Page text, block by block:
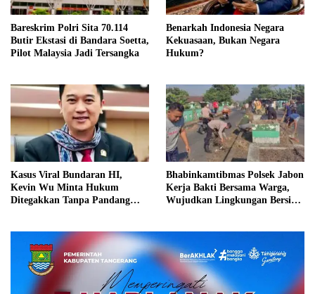
Bareskrim Polri Sita 70.114
Butir Ekstasi di Bandara Soetta,
Pilot Malaysia Jadi Tersangka
Benarkah Indonesia Negara
Kekuasaan, Bukan Negara
Hukum?
Kasus Viral Bundaran HI,
Kevin Wu Minta Hukum
Ditegakkan Tanpa Pandang
Bhabinkamtibmas Polsek Jabon
Kerja Bakti Bersama Warga,
Wujudkan Lingkungan Bersih